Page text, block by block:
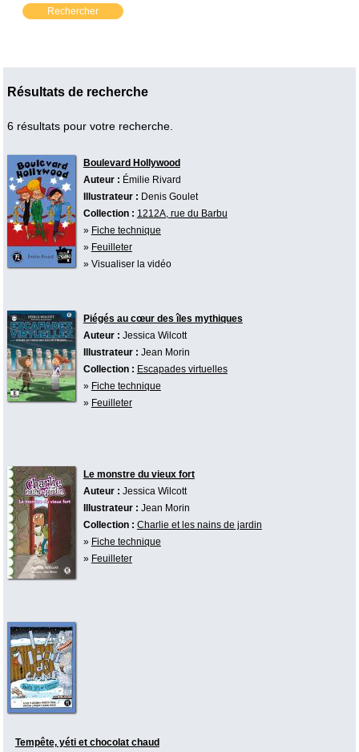
Rechercher
Résultats de recherche
6 résultats pour votre recherche.
Boulevard Hollywood
Auteur : Émilie Rivard
Illustrateur : Denis Goulet
Collection : 1212A, rue du Barbu
» Fiche technique
» Feuilleter
» Visualiser la vidéo
Piégés au cœur des îles mythiques
Auteur : Jessica Wilcott
Illustrateur : Jean Morin
Collection : Escapades virtuelles
» Fiche technique
» Feuilleter
Le monstre du vieux fort
Auteur : Jessica Wilcott
Illustrateur : Jean Morin
Collection : Charlie et les nains de jardin
» Fiche technique
» Feuilleter
Tempête, yéti et chocolat chaud